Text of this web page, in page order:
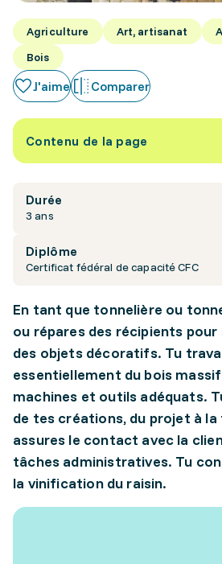
Agriculture Art, artisanat
Bois
J'aime Comparer
Contenu de la page
Durée
3 ans
Diplôme
Certificat fédéral de capacité CFC
En tant que tonnelière ou
ou répares des récipients
des objets décoratifs. Tu
essentiellement du bois
machines et outils adéquats.
de tes créations, du projet à
assures le contact avec la
tâches administratives. Tu
la vinification du raisin.